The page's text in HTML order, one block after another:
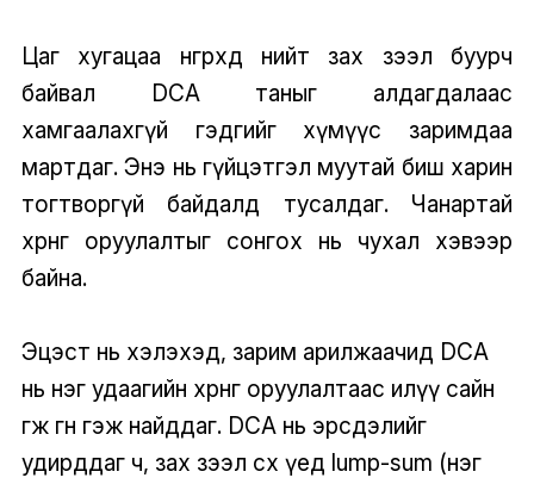
Цаг хугацаа өнгөрөхөд нийт зах зээл буурч
байвал DCA таныг алдагдалаас
хамгаалахгүй гэдгийг хүмүүс заримдаа
мартдаг. Энэ нь гүйцэтгэл муутай биш харин
тогтворгүй байдалд тусалдаг. Чанартай
хөрөнгө оруулалтыг сонгох нь чухал хэвээр
байна.
Эцэст нь хэлэхэд, зарим арилжаачид DCA
нь нэг удаагийн хөрөнгө оруулалтаас илүү сайн
өгөөж өгнө гэж найддаг. DCA нь эрсдэлийг
удирддаг ч, зах зээл өсөх үед lump-sum (нэг